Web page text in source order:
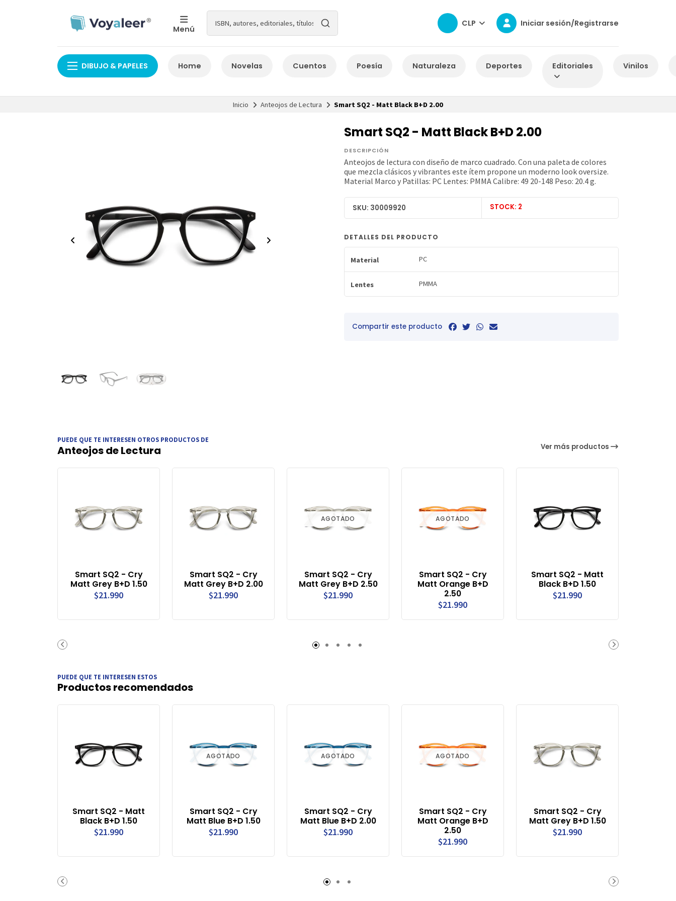
Menú
CLP Iniciar sesión/Registrarse
DIBUJO & PAPELES Home Novelas Cuentos Poesía Naturaleza Deportes Editoriales Vinilos
Inicio Anteojos de Lectura Smart SQ2 - Matt Black B+D 2.00
Smart SQ2 - Matt Black B+D 2.00
DESCRIPCIÓN
Anteojos de lectura con diseño de marco cuadrado. Con una paleta de colores
que mezcla clásicos y vibrantes este ítem propone un moderno look oversize.
Material Marco y Patillas: PC Lentes: PMMA Calibre: 49 20-148 Peso: 20.4 g.
SKU: 30009920 STOCK: 2
DETALLES DEL PRODUCTO
Material PC
Lentes PMMA
Compartir este producto
PUEDE QUE TE INTERESEN OTROS PRODUCTOS DE
Anteojos de Lectura Ver más productos
Smart SQ2 - Cry
Matt Grey B+D 1.50
$21.990
Smart SQ2 - Cry
Matt Grey B+D 2.00
$21.990
AGOTADO
Smart SQ2 - Cry
Matt Grey B+D 2.50
$21.990
AGOTADO
Smart SQ2 - Cry
Matt Orange B+D
2.50
$21.990
Smart SQ2 - Matt
Black B+D 1.50
$21.990
PUEDE QUE TE INTERESEN ESTOS
Productos recomendados
Smart SQ2 - Matt
Black B+D 1.50
$21.990
AGOTADO
Smart SQ2 - Cry
Matt Blue B+D 1.50
$21.990
AGOTADO
Smart SQ2 - Cry
Matt Blue B+D 2.00
$21.990
AGOTADO
Smart SQ2 - Cry
Matt Orange B+D
2.50
$21.990
Smart SQ2 - Cry
Matt Grey B+D 1.50
$21.990